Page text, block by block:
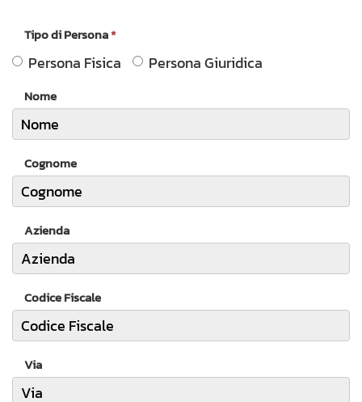
Tipo di Persona*
Persona Fisica Persona Giuridica
Nome
Cognome
Azienda
Codice Fiscale
Via